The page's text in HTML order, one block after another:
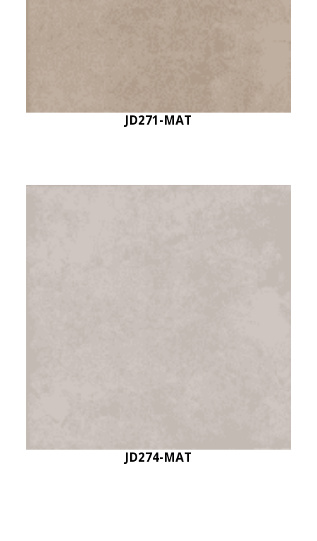
JD271-MAT
JD274-MAT